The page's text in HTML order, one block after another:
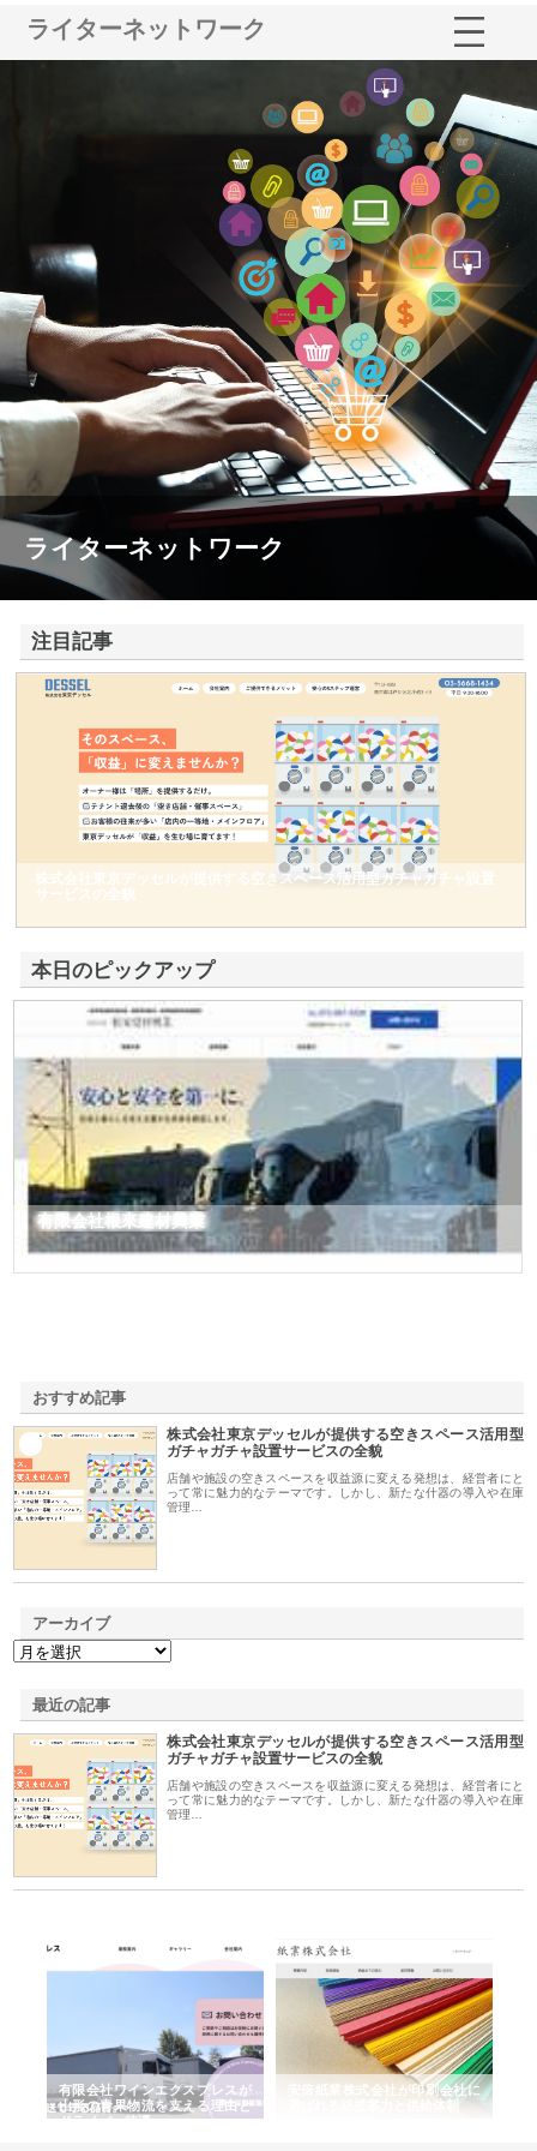
ライターネットワーク
ライターネットワーク
注目記事
株式会社東京デッセルが提供する空きスペース活用型ガチャガチャ設置
サービスの全貌
本日のピックアップ
有限会社根來建材興業
おすすめ記事
株式会社東京デッセルが提供する空きスペース活用型
ガチャガチャ設置サービスの全貌
店舗や施設の空きスペースを収益源に変える発想は、経営者にと
って常に魅力的なテーマです。しかし、新たな什器の導入や在庫
管理…
アーカイブ
最近の記事
株式会社東京デッセルが提供する空きスペース活用型
ガチャガチャ設置サービスの全貌
店舗や施設の空きスペースを収益源に変える発想は、経営者にと
って常に魅力的なテーマです。しかし、新たな什器の導入や在庫
管理…
有限会社ワインエクスプレスが
山形の青果物流を支える理由と
ドライバー待遇
安倍紙業株式会社が印刷会社に
選ばれる紙提案力と供給体制